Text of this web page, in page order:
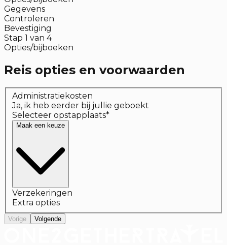
Gegevens
Controleren
Bevestiging
Stap 1 van 4
Opties/bijboeken
Reis opties en voorwaarden
Administratiekosten
Ja, ik heb eerder bij jullie geboekt
Selecteer opstapplaats*
Maak een keuze
Verzekeringen
Extra opties
Vorige Volgende